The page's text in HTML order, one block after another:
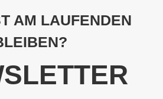
AM LAUFENDEN